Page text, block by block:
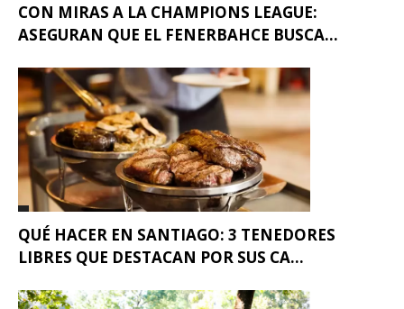
CON MIRAS A LA CHAMPIONS LEAGUE:
ASEGURAN QUE EL FENERBAHCE BUSCA...
QUÉ HACER EN SANTIAGO: 3 TENEDORES
LIBRES QUE DESTACAN POR SUS CA...